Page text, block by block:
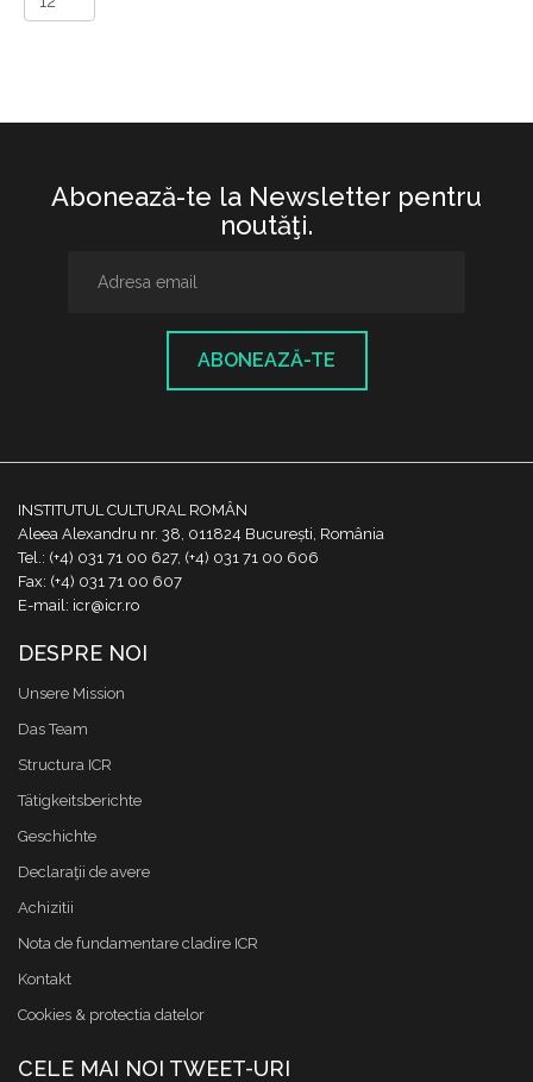
Abonează-te la Newsletter pentru
noutăţi.
ABONEAZĂ-TE
INSTITUTUL CULTURAL ROMÂN
Aleea Alexandru nr. 38, 011824 București, România
Tel.: (+4) 031 71 00 627, (+4) 031 71 00 606
Fax: (+4) 031 71 00 607
E-mail: icr@icr.ro
DESPRE NOI
Unsere Mission
Das Team
Structura ICR
Tätigkeitsberichte
Geschichte
Declaraţii de avere
Achizitii
Nota de fundamentare cladire ICR
Kontakt
Cookies & protectia datelor
CELE MAI NOI TWEET-URI